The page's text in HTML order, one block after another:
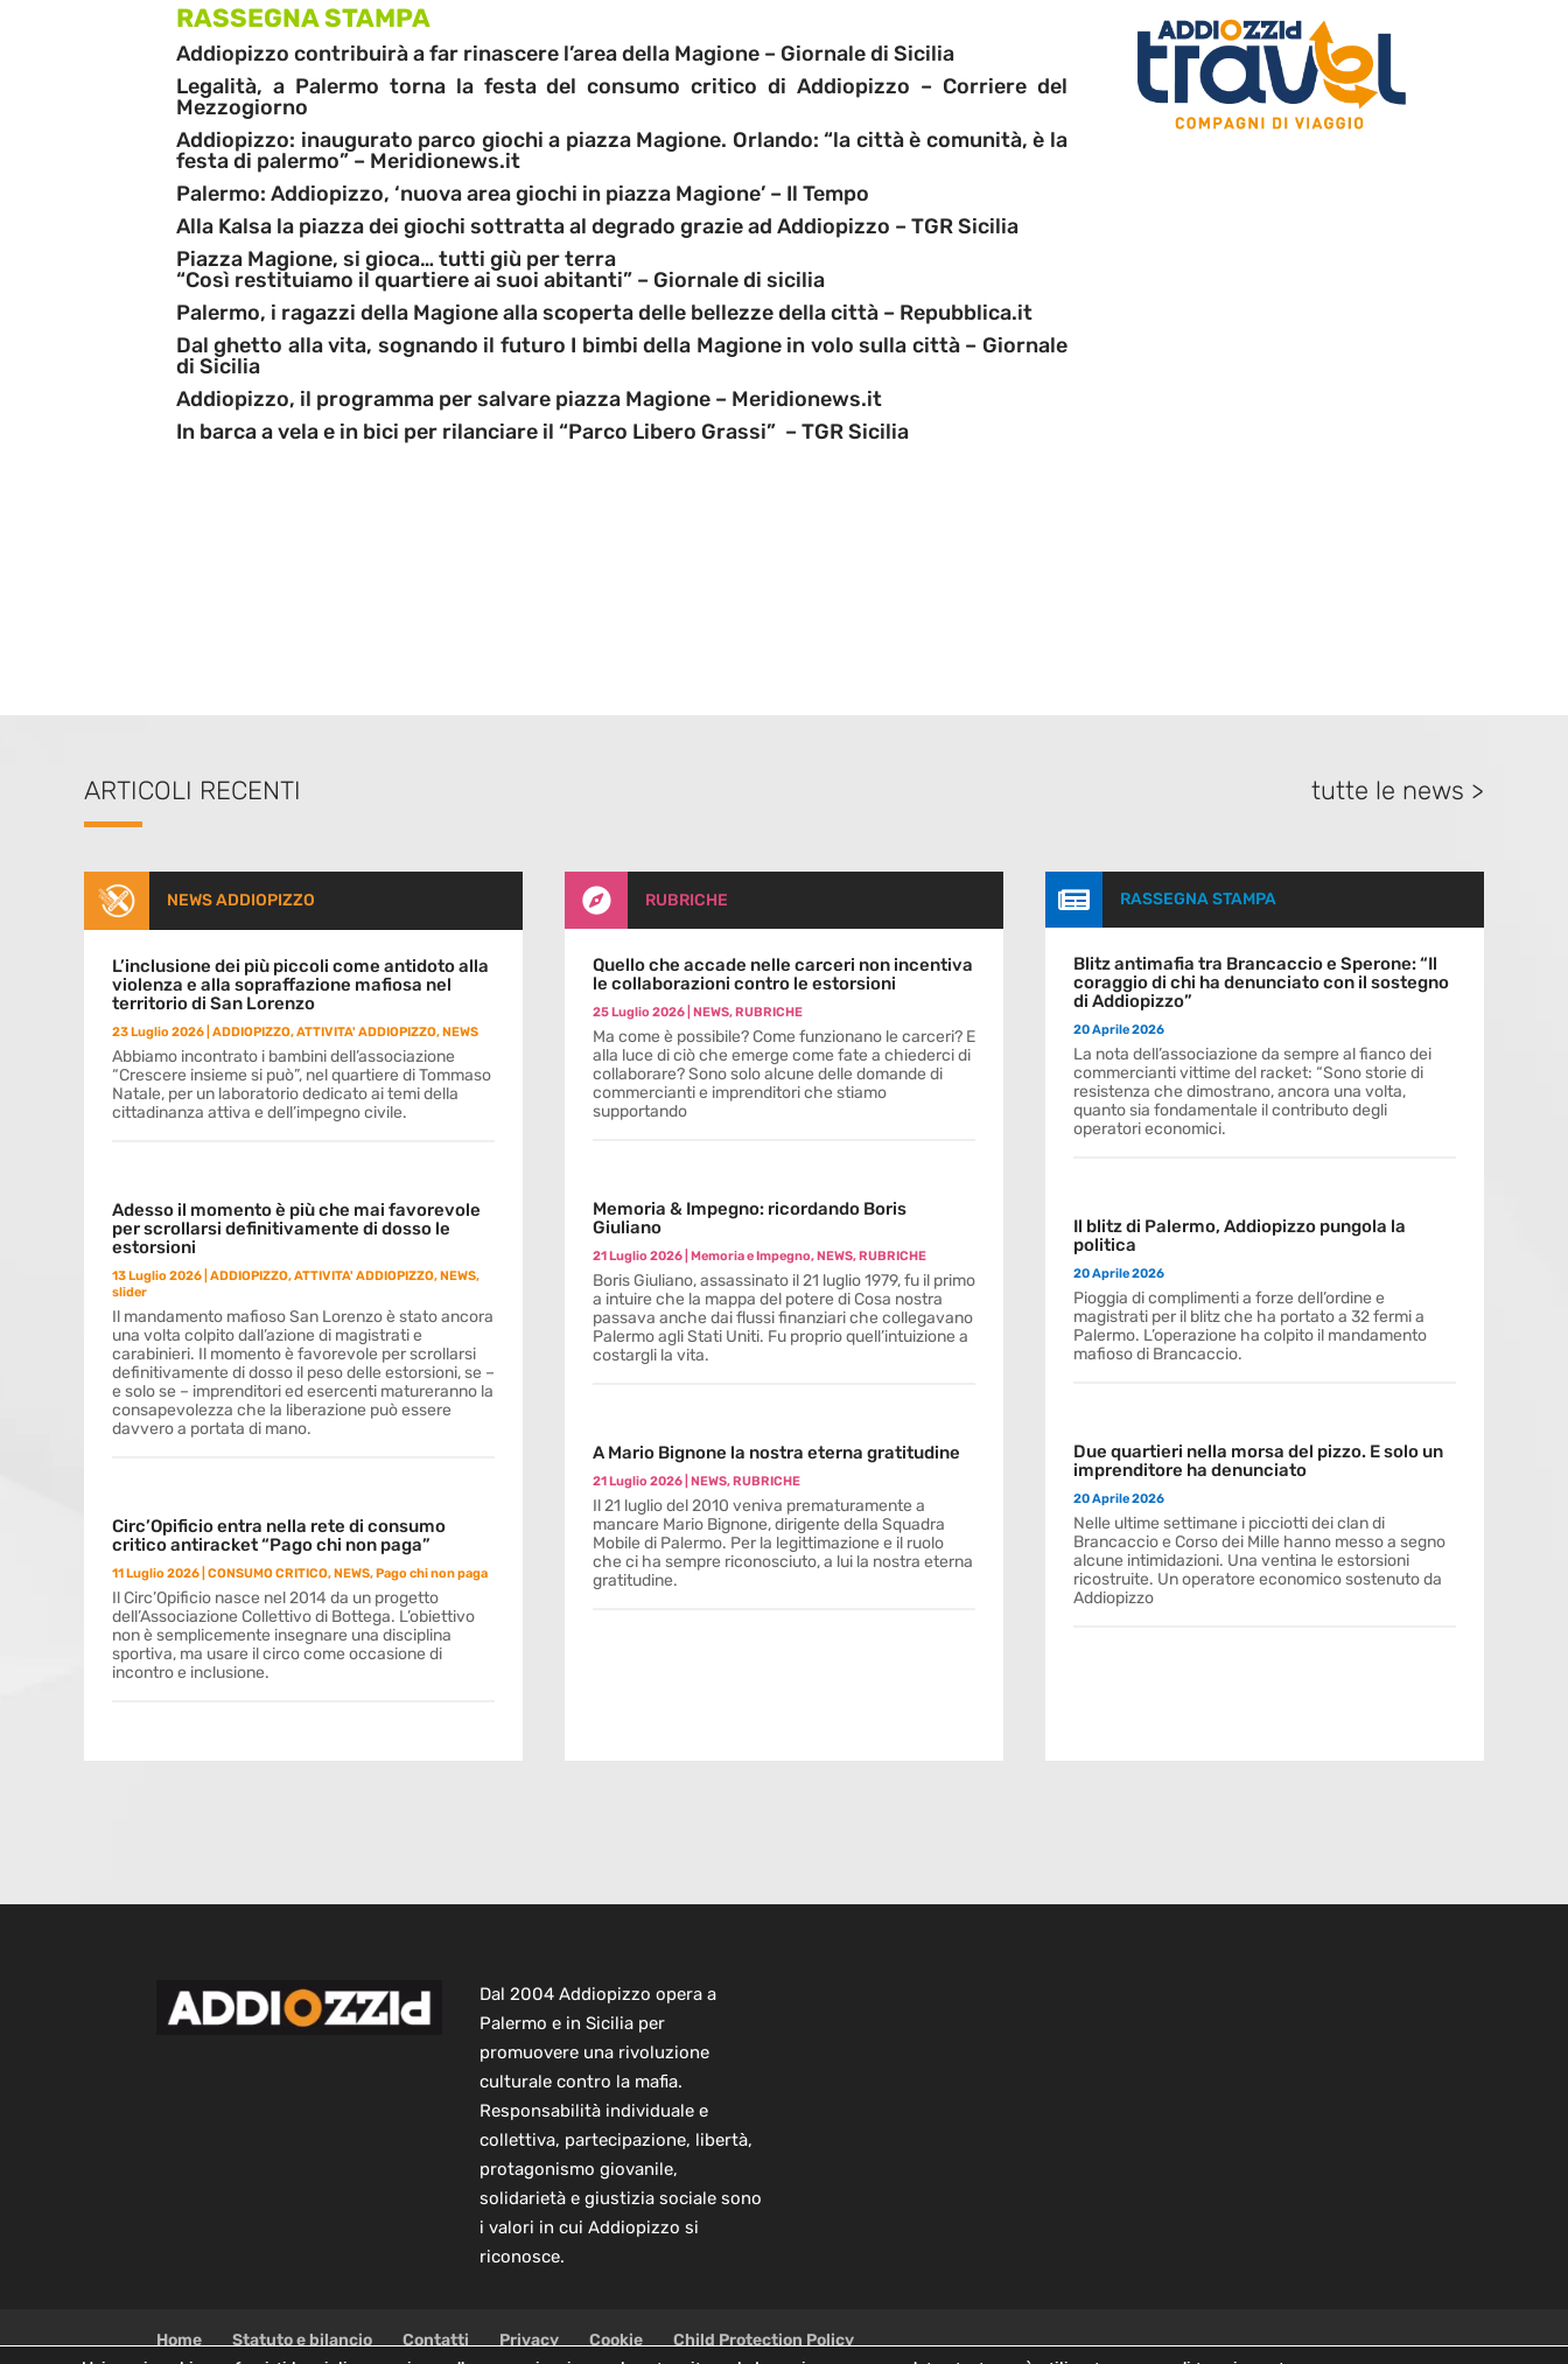
RASSEGNA STAMPA
Addiopizzo contribuirà a far rinascere l’area della Magione – Giornale di Sicilia
Legalità, a Palermo torna la festa del consumo critico di Addiopizzo – Corriere del
Mezzogiorno
Addiopizzo: inaugurato parco giochi a piazza Magione. Orlando: “la città è comunità, è la
festa di palermo” – Meridionews.it
Palermo: Addiopizzo, ‘nuova area giochi in piazza Magione’ – Il Tempo
Alla Kalsa la piazza dei giochi sottratta al degrado grazie ad Addiopizzo – TGR Sicilia
Piazza Magione, si gioca… tutti giù per terra
“Così restituiamo il quartiere ai suoi abitanti” – Giornale di sicilia
Palermo, i ragazzi della Magione alla scoperta delle bellezze della città – Repubblica.it
Dal ghetto alla vita, sognando il futuro I bimbi della Magione in volo sulla città– Giornale
di Sicilia
Addiopizzo, il programma per salvare piazza Magione – Meridionews.it
In barca a vela e in bici per rilanciare il “Parco Libero Grassi” – TGR Sicilia
ARTICOLI RECENTI tutte le news >
NEWS ADDIOPIZZO
L’inclusione dei più piccoli come antidoto alla
violenza e alla sopraffazione mafiosa nel
territorio di San Lorenzo
23 Luglio 2026 ADDIOPIZZO,ATTIVITA' ADDIOPIZZO,NEWS
Abbiamo incontrato i bambini dell’associazione
“Crescere insieme si può”, nel quartiere di Tommaso
Natale, per un laboratorio dedicato ai temi della
cittadinanza attiva e dell’impegno civile.
Adesso il momento è più che mai favorevole
per scrollarsi definitivamente di dosso le
estorsioni
13 Luglio 2026 ADDIOPIZZO,ATTIVITA' ADDIOPIZZO,NEWS,
slider
Il mandamento mafioso San Lorenzo è stato ancora
una volta colpito dall’azione di magistrati e
carabinieri. Il momento è favorevole per scrollarsi
definitivamente di dosso il peso delle estorsioni, se –
e solo se – imprenditori ed esercenti matureranno la
consapevolezza che la liberazione può essere
davvero a portata di mano.
Circ’Opificio entra nella rete di consumo
critico antiracket “Pago chi non paga”
11 Luglio 2026 CONSUMO CRITICO,NEWS,Pago chi non paga
Il Circ’Opificio nasce nel 2014 da un progetto
dell’Associazione Collettivo di Bottega. L’obiettivo
non è semplicemente insegnare una disciplina
sportiva, ma usare il circo come occasione di
incontro e inclusione.
 RUBRICHE
Quello che accade nelle carceri non incentiva
le collaborazioni contro le estorsioni
25 Luglio 2026| NEWS,RUBRICHE
Ma come è possibile? Come funzionano le carceri? E
alla luce di ciò che emerge come fate a chiederci di
collaborare? Sono solo alcune delle domande di
commercianti e imprenditori che stiamo
supportando
Memoria & Impegno: ricordando Boris
Giuliano
21 Luglio 2026| Memoria e Impegno,NEWS,RUBRICHE
Boris Giuliano, assassinato il 21 luglio 1979, fu il primo
a intuire che la mappa del potere di Cosa nostra
passava anche dai flussi finanziari che collegavano
Palermo agli Stati Uniti. Fu proprio quell’intuizione a
costargli la vita.
A Mario Bignone la nostra eterna gratitudine
21 Luglio 2026| NEWS,RUBRICHE
Il 21 luglio del 2010 veniva prematuramente a
mancare Mario Bignone, dirigente della Squadra
Mobile di Palermo. Per la legittimazione e il ruolo
che ci ha sempre riconosciuto, a lui la nostra eterna
gratitudine.
 RASSEGNA STAMPA
Blitz antimafia tra Brancaccio e Sperone: “Il
coraggio di chi ha denunciato con il sostegno
di Addiopizzo”
20 Aprile 2026
La nota dell’associazione da sempre al fianco dei
commercianti vittime del racket: “Sono storie di
resistenza che dimostrano, ancora una volta,
quanto sia fondamentale il contributo degli
operatori economici.
Il blitz di Palermo, Addiopizzo pungola la
politica
20 Aprile 2026
Pioggia di complimenti a forze dell’ordine e
magistrati per il blitz che ha portato a 32 fermi a
Palermo. L’operazione ha colpito il mandamento
mafioso di Brancaccio.
Due quartieri nella morsa del pizzo. E solo un
imprenditore ha denunciato
20 Aprile 2026
Nelle ultime settimane i picciotti dei clan di
Brancaccio e Corso dei Mille hanno messo a segno
alcune intimidazioni. Una ventina le estorsioni
ricostruite. Un operatore economico sostenuto da
Addiopizzo
Dal 2004 Addiopizzo opera a
Palermo e in Sicilia per
promuovere una rivoluzione
culturale contro la mafia.
Responsabilità individuale e
collettiva, partecipazione, libertà,
protagonismo giovanile,
solidarietà e giustizia sociale sono
i valori in cui Addiopizzo si
riconosce.
Home Statuto e bilancio Contatti Privacy Cookie Child Protection Policy